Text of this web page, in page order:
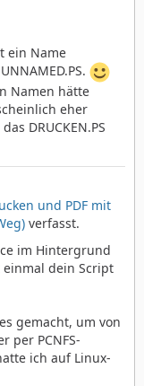
ein Name
Namen hätte
eher
DRUCKEN.PS
und PDF mit
verfasst.
im Hintergrund
dein Script
gemacht, um von
per PCNFS-
ich auf Linux-